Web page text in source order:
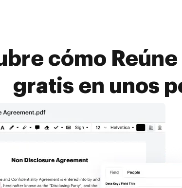
cómo
gratis en unos